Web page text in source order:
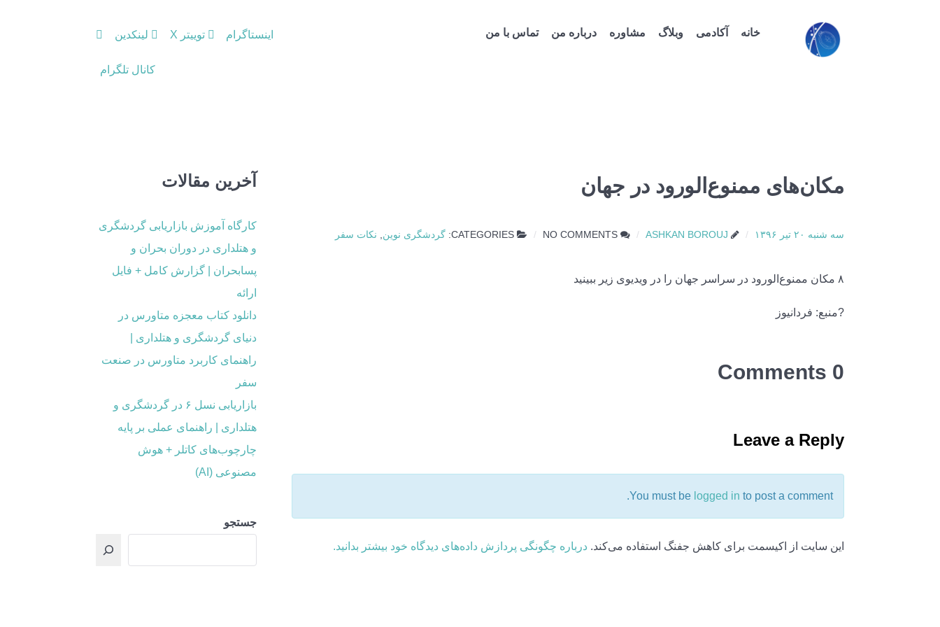
خانه آکادمی وبلاگ مشاوره درباره من تماس با من اینستاگرام توییتر X لینکدین
کانال تلگرام
مکان‌های ممنوع‌الورود در جهان
سه شنبه ۲۰ تیر ۱۳۹۶ ASHKAN BOROUJ
NO COMMENTS
CATEGORIES: گردشگری نوین, نکات سفر
۸ مکان ممنوع‌الورود در سراسر جهان را در ویدیوی زیر ببینید
?منبع: فردانیوز
0 Comments
Leave a Reply
You must be logged in to post a comment.
این سایت از اکیسمت برای کاهش جفنگ استفاده می‌کند. درباره چگونگی پردازش داده‌های دیدگاه خود بیشتر بدانید.
آخرین مقالات
کارگاه آموزش بازاریابی گردشگری
و هتلداری در دوران بحران و
پسابحران | گزارش کامل + فایل
ارائه
دانلود کتاب معجزه متاورس در
دنیای گردشگری و هتلداری |
راهنمای کاربرد متاورس در صنعت
سفر
بازاریابی نسل ۶ در گردشگری و
هتلداری | راهنمای عملی بر پایه
چارچوب‌های کاتلر + هوش
مصنوعی (AI)
جستجو